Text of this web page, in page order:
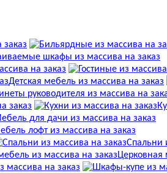
заказ
шкафы из массива на заказ
на заказ
Детская мебель из массива на заказ
руководителя из массива на
заказ
для дачи из массива на заказ
лофт из массива на заказ
Спальни
Церковная
на заказ